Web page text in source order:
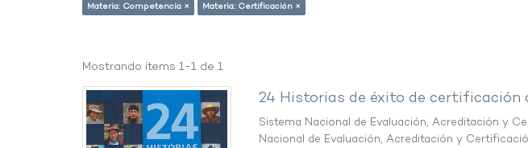
Materia: Competencia ×
Materia: Certificación ×
Mostrando ítems 1-1 de 1
24 Historias de éxito de certificación
Sistema Nacional de Evaluación, Acreditación y
Nacional de Evaluación, Acreditación y